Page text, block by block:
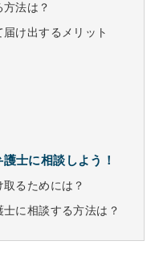
法は？
け出するメリット
士に相談しよう！
るためには？
に相談する方法は？